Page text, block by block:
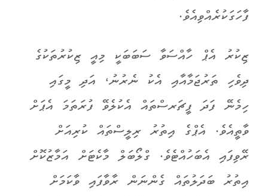
ފާހަގަކުރެއްވިއެވެ.
ޒިކުރު އެޕް ހާއްސަވާ ސަބަބަކީ މިއީ ޒިކުރުތަކުގެ
ދިވެހި ތަރުޖަމާއާއި އެކު ނެރުނު، އަދި މީގައި
ހިމެނޭ ފަދަ ފީޗަރސްތައް އެކުލެވޭ ފުރަތަމަ އެޕަށް
ވާތީއެވެ. އެޕްގެ އިތުރު ރިލީސްތައް ކުރިއަށް
ރޭވިފައި އެބަހުއްޓެވެ. ގްލޯބަލް މާކެޓަށް އަމާޒުކޮށް
އިތުރު ބަދަލުތައް ގެންނަން ރާވާފައި ވާކަމަށް